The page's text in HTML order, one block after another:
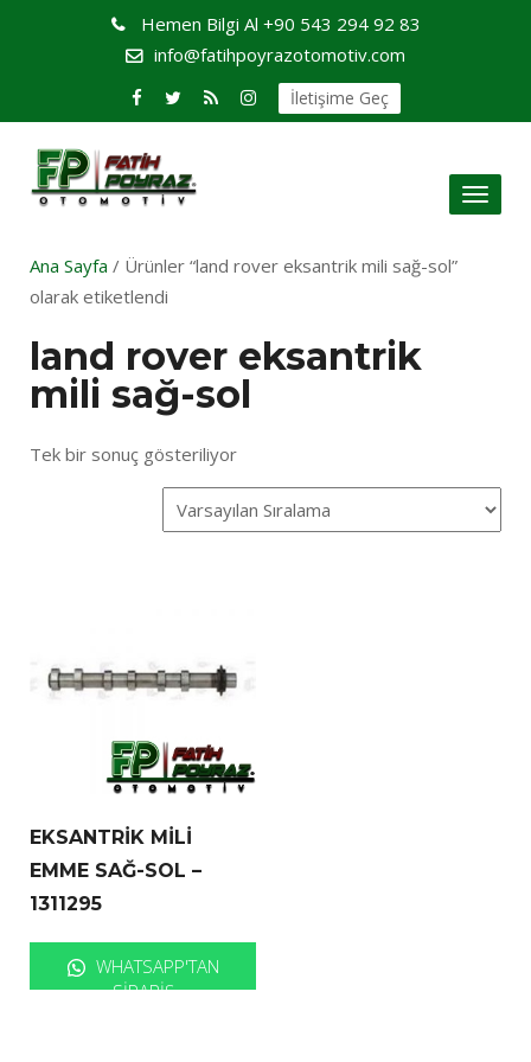
Hemen Bilgi Al +90 543 294 92 83
info@fatihpoyrazotomotiv.com
İletişime Geç
Toggle
Ana Sayfa / Ürünler “land rover eksantrik mili sağ-sol”
olarak etiketlendi
land rover eksantrik
mili sağ-sol
Tek bir sonuç gösteriliyor
EKSANTRİK MİLİ
EMME SAĞ-SOL –
1311295
WHATSAPP'TAN
SIPARIŞ